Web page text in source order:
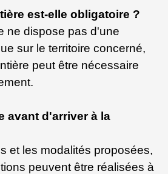
est-elle obligatoire ?
ne dispose pas d'une
sur le territoire concerné,
peut être nécessaire
avant d'arriver à la
et les modalités proposées,
peuvent être réalisées à